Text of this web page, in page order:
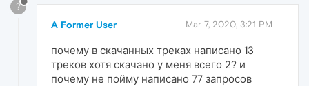
?
A Former User Mar 7, 2020, 3:21 PM
почему в скачанных треках написано 13
треков хотя скачано у меня всего 2? и
почему не пойму написано 77 запросов